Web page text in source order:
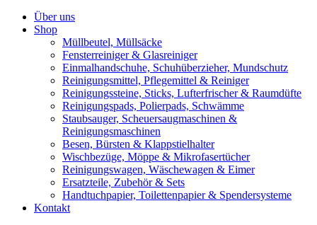
Über uns
Shop
Müllbeutel, Müllsäcke
Fensterreiniger & Glasreiniger
Einmalhandschuhe, Schuhüberzieher, Mundschutz
Reinigungsmittel, Pflegemittel & Reiniger
Reinigungssteine, Sticks, Lufterfrischer & Raumdüfte
Reinigungspads, Polierpads, Schwämme
Staubsauger, Scheuersaugmaschinen &
Reinigungsmaschinen
Besen, Bürsten & Klappstielhalter
Wischbezüge, Möppe & Mikrofasertücher
Reinigungswagen, Wäschewagen & Eimer
Ersatzteile, Zubehör & Sets
Handtuchpapier, Toilettenpapier & Spendersysteme
Kontakt